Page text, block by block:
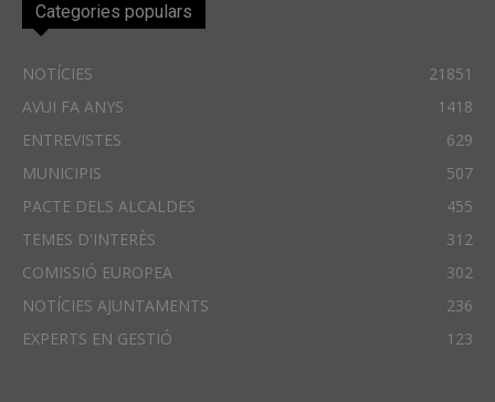
Categories populars
NOTÍCIES
21851
AVUI FA ANYS
1418
ENTREVISTES
629
MUNICIPIS
507
PACTE DELS ALCALDES
455
TEMES D'INTERÈS
312
COMISSIÓ EUROPEA
302
NOTÍCIES AJUNTAMENTS
236
EXPERTS EN GESTIÓ
123